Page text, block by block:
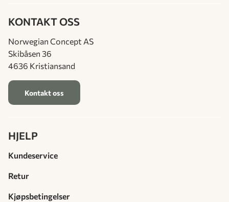
KONTAKT OSS
Norwegian Concept AS
Skibåsen 36
4636 Kristiansand
Kontakt oss
HJELP
Kundeservice
Retur
Kjøpsbetingelser